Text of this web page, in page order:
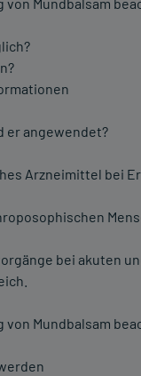
von Mundbalsam
er angewendet?
Arzneimittel bei
bei akuten
von Mundbalsam